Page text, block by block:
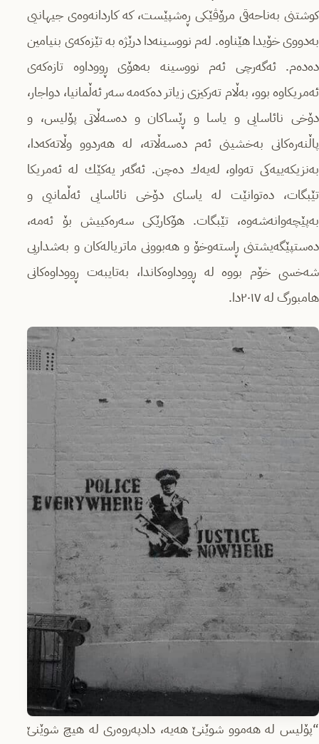
كوشتنی بەناحەقی مرۆڤێكی ڕەشپێست، كە كاردانەوەى جیهانیی
بەدووی خۆیدا هێناوە. لەم نووسینەدا درێژە بە تێزەكەى بنیامین
دەدەم. ئەگەرچی ئەم نووسینە بەهۆی ڕووداوە تازەكەى
ئەمریكاوە بوو، بەڵام تەركیزی زیاتر دەكەمە سەر ئەڵمانیا، دواجار،
دۆخی نائاسایی و یاسا و ڕێساكان و دەسەڵاتی پۆلیس، و
پاڵنەرەكانی بەخشینی ئەم دەسەڵاتە، لە هەردوو وڵاتەكەدا،
بەنزیكەییەكی تەواو، لەیەك دەچن. ئەگەر یەكێك لە ئەمریكا
تێبگات، دەتوانێت لە یاسای دۆخی نائاسایی ئەڵمانیی و
بەپێچەوانەشەوە، تێبگات. هۆكارێكی سەرەكییش بۆ ئەمە،
دەستپێگەیشتنی ڕاستەوخۆ و هەبوونی ماتریالەكان و بەشداریی
شەخسی خۆم بووە لە ڕووداوەكاندا، بەتایبەت ڕووداوەكانی
هامبورگ لە ٢٠١٧دا.
“پۆلیس لە هەموو شوێنێ هەیە، دادپەروەری لە هیچ شوێنێ